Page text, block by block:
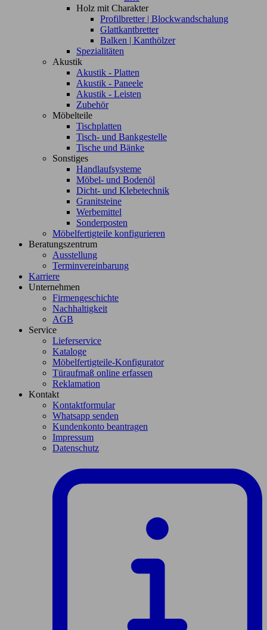
Holz mit Charakter
Profilbretter | Blockwandschalung
Glattkantbretter
Balken | Kanthölzer
Spezialitäten
Akustik
Akustik - Platten
Akustik - Paneele
Akustik - Leisten
Zubehör
Möbelteile
Tischplatten
Tisch- und Bankgestelle
Tische und Bänke
Sonstiges
Handlaufsysteme
Möbel- und Bodenöl
Dicht- und Klebetechnik
Granitsteine
Werbemittel
Sonderposten
Möbelfertigteile konfigurieren
Beratungszentrum
Ausstellung
Terminvereinbarung
Karriere
Unternehmen
Firmengeschichte
Nachhaltigkeit
AGB
Service
Lieferservice
Kataloge
Möbelfertigteile-Konfigurator
Türaufmaß online erfassen
Reklamation
Kontakt
Kontaktformular
Whatsapp senden
Kundenkonto beantragen
Impressum
Datenschutz